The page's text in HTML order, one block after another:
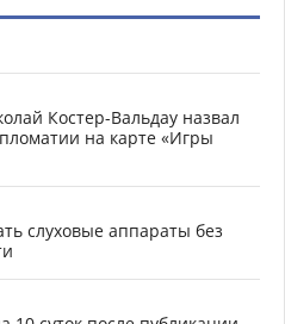
Костер-Вальдау назвал
на карте «Игры
слуховые аппараты без